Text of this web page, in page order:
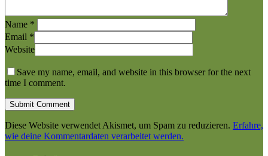
Name *
Email *
Website
Save my name, email, and website in this browser for the next
time I comment.
Diese Website verwendet Akismet, um Spam zu reduzieren. Erfahre,
wie deine Kommentardaten verarbeitet werden.